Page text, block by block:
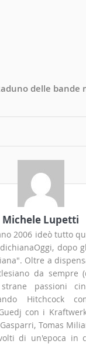
delle bande
Michele Lupetti
2006 ideò tutto
dopo
Oltre a
da sempre
passioni
Hitchcock
con i
Tomas
di un'epoca in